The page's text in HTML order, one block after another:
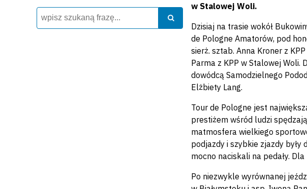
Wyszukiwarka
Szukaj
w Stalowej Woli.
Dzisiaj na trasie wokół
de Pologne Amatorów, pod
sierż. sztab. Anna Kroner z
Parma z KPP w Stalowej Woli.
dowódcą Samodzielnego
Elżbiety Lang.
Tour de Pologne jest
prestiżem wśród ludzi
matmosfera wielkiego
podjazdy i szybkie zjazdy
mocno naciskali na pedały.
Po niezwykle wyrównanej